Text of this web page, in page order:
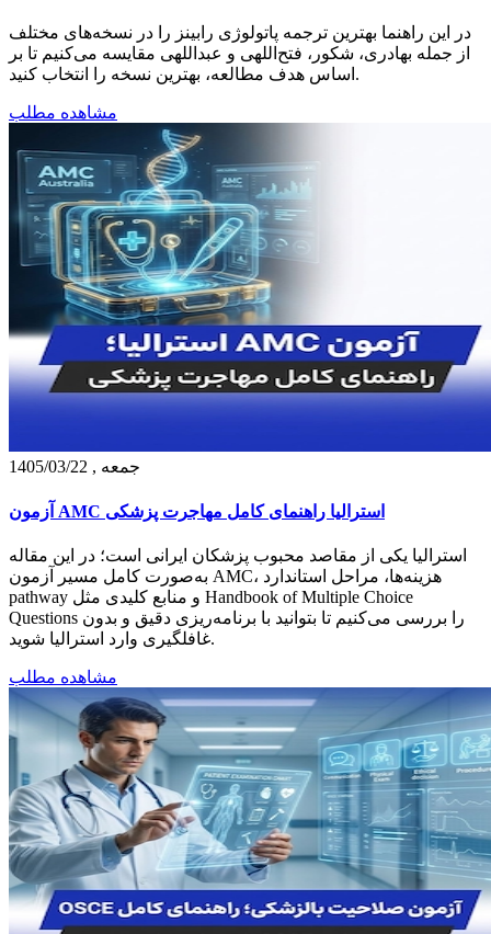
در این راهنما بهترین ترجمه پاتولوژی رابینز را در نسخه‌های مختلف
از جمله بهادری، شکور، فتح‌اللهی و عبداللهی مقایسه می‌کنیم تا بر
اساس هدف مطالعه، بهترین نسخه را انتخاب کنید.
مشاهده مطلب
جمعه , 1405/03/22
آزمون AMC استرالیا راهنمای کامل مهاجرت پزشکی
استرالیا یکی از مقاصد محبوب پزشکان ایرانی است؛ در این مقاله
به‌صورت کامل مسیر آزمون AMC، هزینه‌ها، مراحل استاندارد
pathway و منابع کلیدی مثل Handbook of Multiple Choice
Questions را بررسی می‌کنیم تا بتوانید با برنامه‌ریزی دقیق و بدون
غافلگیری وارد استرالیا شوید.
مشاهده مطلب